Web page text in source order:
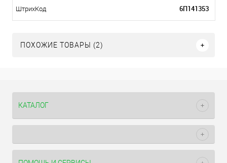
ШтрихКод 6П141353
ПОХОЖИЕ ТОВАРЫ (2)
КАТАЛОГ